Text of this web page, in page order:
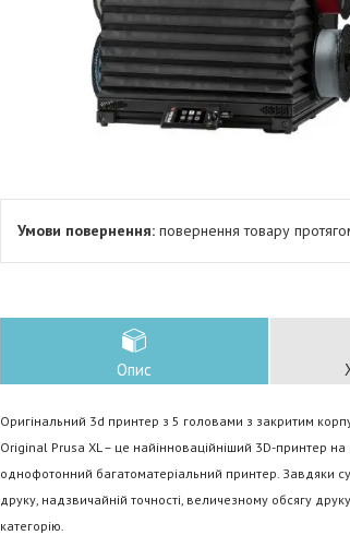
повернення товару
Опис
Оригінальний 3d принтер з 5 головами з закритим
Original Prusa XL – це найінноваційніший 3D-принтер
однофотонний багатоматеріальний принтер. Завдяки
друку, надзвичайній точності, величезному обсягу
категорію.